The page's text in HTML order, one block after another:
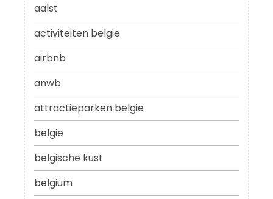
aalst
activiteiten belgie
airbnb
anwb
attractieparken belgie
belgie
belgische kust
belgium